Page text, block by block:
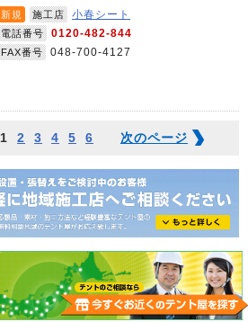
新規 施工店 小春シート
電話番号 0120-482-844
FAX番号 048-700-4127
1 2 3 4 5 6 次のページ